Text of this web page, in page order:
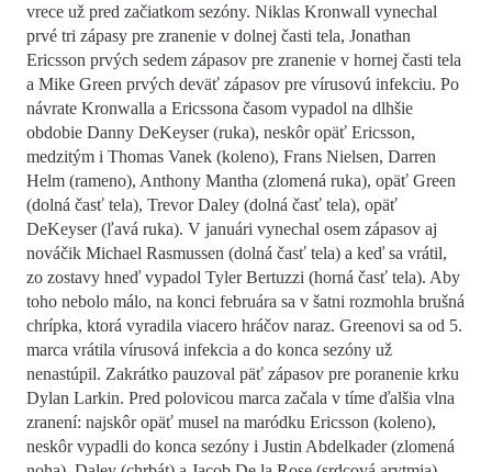
vrece už pred začiatkom sezóny. Niklas Kronwall vynechal
prvé tri zápasy pre zranenie v dolnej časti tela, Jonathan
Ericsson prvých sedem zápasov pre zranenie v hornej časti tela
a Mike Green prvých deväť zápasov pre vírusovú infekciu. Po
návrate Kronwalla a Ericssona časom vypadol na dlhšie
obdobie Danny DeKeyser (ruka), neskôr opäť Ericsson,
medzitým i Thomas Vanek (koleno), Frans Nielsen, Darren
Helm (rameno), Anthony Mantha (zlomená ruka), opäť Green
(dolná časť tela), Trevor Daley (dolná časť tela), opäť
DeKeyser (ľavá ruka). V januári vynechal osem zápasov aj
nováčik Michael Rasmussen (dolná časť tela) a keď sa vrátil,
zo zostavy hneď vypadol Tyler Bertuzzi (horná časť tela). Aby
toho nebolo málo, na konci februára sa v šatni rozmohla brušná
chrípka, ktorá vyradila viacero hráčov naraz. Greenovi sa od 5.
marca vrátila vírusová infekcia a do konca sezóny už
nenastúpil. Zakrátko pauzoval päť zápasov pre poranenie krku
Dylan Larkin. Pred polovicou marca začala v tíme ďalšia vlna
zranení: najskôr opäť musel na maródku Ericsson (koleno),
neskôr vypadli do konca sezóny i Justin Abdelkader (zlomená